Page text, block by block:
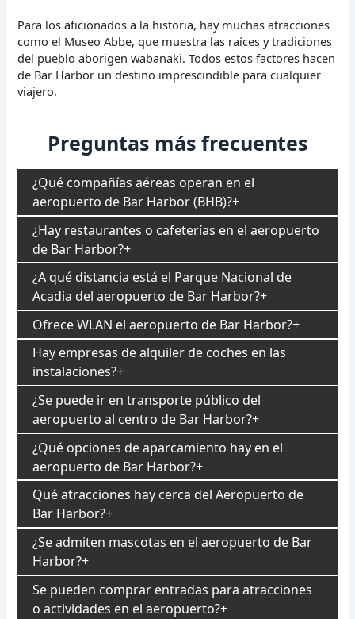
Para los aficionados a la historia, hay muchas atracciones
como el Museo Abbe, que muestra las raíces y tradiciones
del pueblo aborigen wabanaki. Todos estos factores hacen
de Bar Harbor un destino imprescindible para cualquier
viajero.
Preguntas más frecuentes
¿Qué compañías aéreas operan en el
aeropuerto de Bar Harbor (BHB)?
¿Hay restaurantes o cafeterías en el aeropuerto
de Bar Harbor?
¿A qué distancia está el Parque Nacional de
Acadia del aeropuerto de Bar Harbor?
Ofrece WLAN el aeropuerto de Bar Harbor?
Hay empresas de alquiler de coches en las
instalaciones?
¿Se puede ir en transporte público del
aeropuerto al centro de Bar Harbor?
¿Qué opciones de aparcamiento hay en el
aeropuerto de Bar Harbor?
Qué atracciones hay cerca del Aeropuerto de
Bar Harbor?
¿Se admiten mascotas en el aeropuerto de Bar
Harbor?
Se pueden comprar entradas para atracciones
o actividades en el aeropuerto?